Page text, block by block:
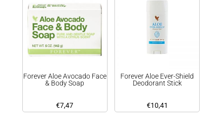
Forever Aloe Avocado Face
& Body Soap
€7,47
Forever Aloe Ever-Shield
Deodorant Stick
€10,41